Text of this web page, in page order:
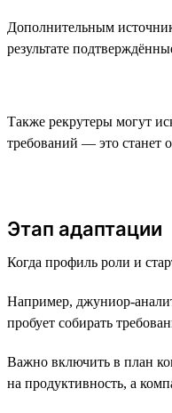
Дополнительным
результате
Также рекрутеры могут
требований — это станет
Этап адаптации
Когда профиль роли и
Например, джуниор-
пробует собирать
Важно включить в план
на продуктивность, а